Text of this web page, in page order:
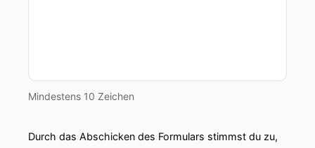
Mindestens 10 Zeichen
Durch das Abschicken des Formulars stimmst du zu,